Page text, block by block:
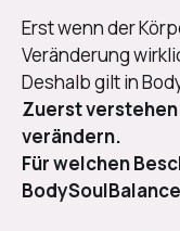
Erst wenn der
Veränderung
Deshalb gilt in
Zuerst verstehen
verändern.
Für welchen